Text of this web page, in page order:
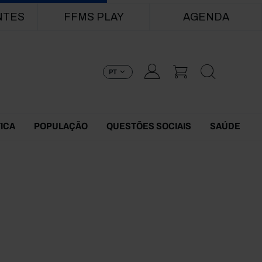
FFMS PLAY AGENDA
PT
POPULAÇÃO QUESTÕES SOCIAIS SAÚDE